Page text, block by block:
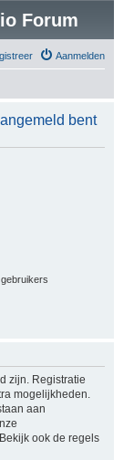
Forum
Aanmelden
bent
zijn. Registratie
mogelijkheden.
aan
ook de regels